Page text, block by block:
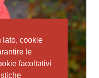
lato, cookie
le
facoltativi
lato, cookie
le
facoltativi